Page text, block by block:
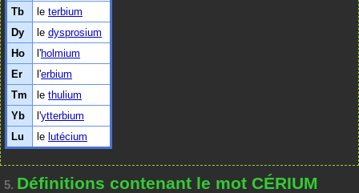
Tb
le terbium
Dy
le dysprosium
Ho
l'holmium
Er
l'erbium
Tm
le thulium
Yb
l'ytterbium
Lu
le lutécium
5. Définitions contenant le mot CÉRIUM